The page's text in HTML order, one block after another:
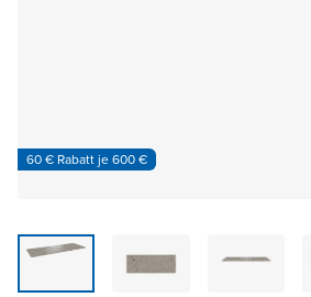
60 € Rabatt je 600 €